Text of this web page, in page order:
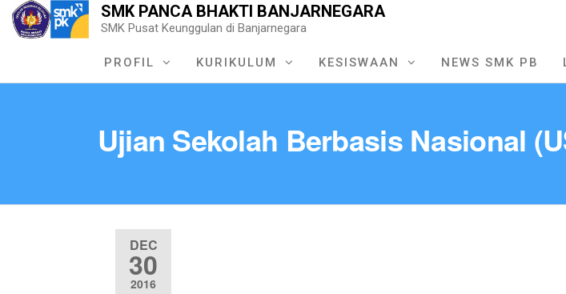
SMK PANCA BHAKTI BANJARNEGARA
SMK Pusat Keunggulan di Banjarnegara
PROFIL KURIKULUM KESISWAAN NEWS SMK PB
Ujian Sekolah Berbasis Nasional
DEC
30
2016